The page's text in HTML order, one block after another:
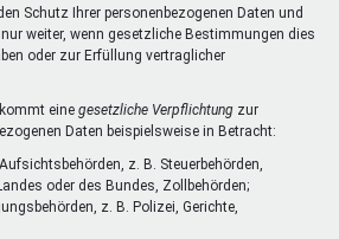
Schutz Ihrer personenbezogenen Daten und
weiter, wenn gesetzliche Bestimmungen dies
oder zur Erfüllung vertraglicher
eine gesetzliche Verpflichtung zur
Daten beispielsweise in Betracht:
z. B. Steuerbehörden,
oder des Bundes, Zollbehörden;
z. B. Polizei, Gerichte,